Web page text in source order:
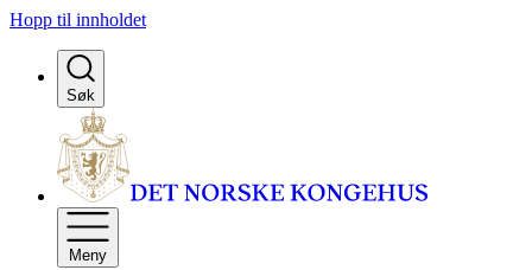
Hopp til innholdet
Søk
Meny